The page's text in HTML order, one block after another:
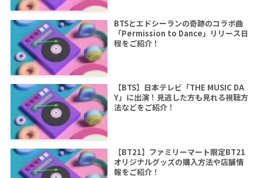
BTSとエドシーランの奇跡のコラボ曲
「Permission to Dance」リリース日
程をご紹介！
【BTS】日本テレビ「THE MUSIC DA
Y」に出演！見逃した方も見れる視聴方
法などをご紹介！
【BT21】ファミリーマート限定BT21
オリジナルグッズの購入方法や店舗情
報をご紹介！